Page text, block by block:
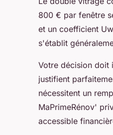
800 € par fenêtre
et un coefficient
s'établit
Votre décision doit
justifient
nécessitent un
MaPrimeRénov'
accessible